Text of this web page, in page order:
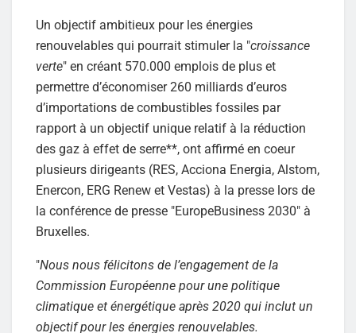
Un objectif ambitieux pour les énergies
renouvelables qui pourrait stimuler la "croissance
verte" en créant 570.000 emplois de plus et
permettre d’économiser 260 milliards d’euros
d’importations de combustibles fossiles par
rapport à un objectif unique relatif à la réduction
des gaz à effet de serre**, ont affirmé en coeur
plusieurs dirigeants (RES, Acciona Energia, Alstom,
Enercon, ERG Renew et Vestas) à la presse lors de
la conférence de presse "EuropeBusiness 2030" à
Bruxelles.
"Nous nous félicitons de l’engagement de la
Commission Européenne pour une politique
climatique et énergétique après 2020 qui inclut un
objectif pour les énergies renouvelables.